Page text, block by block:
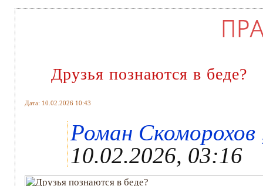
Друзья познаются в беде?
Дата: 10.02.2026 10:43
Роман Скоморохов
10.02.2026, 03:16